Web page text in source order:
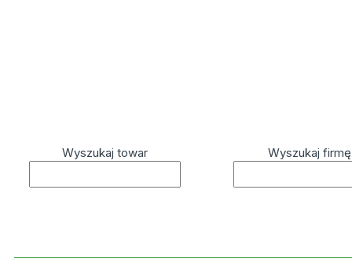
Wyszukaj towar Wyszukaj firmę